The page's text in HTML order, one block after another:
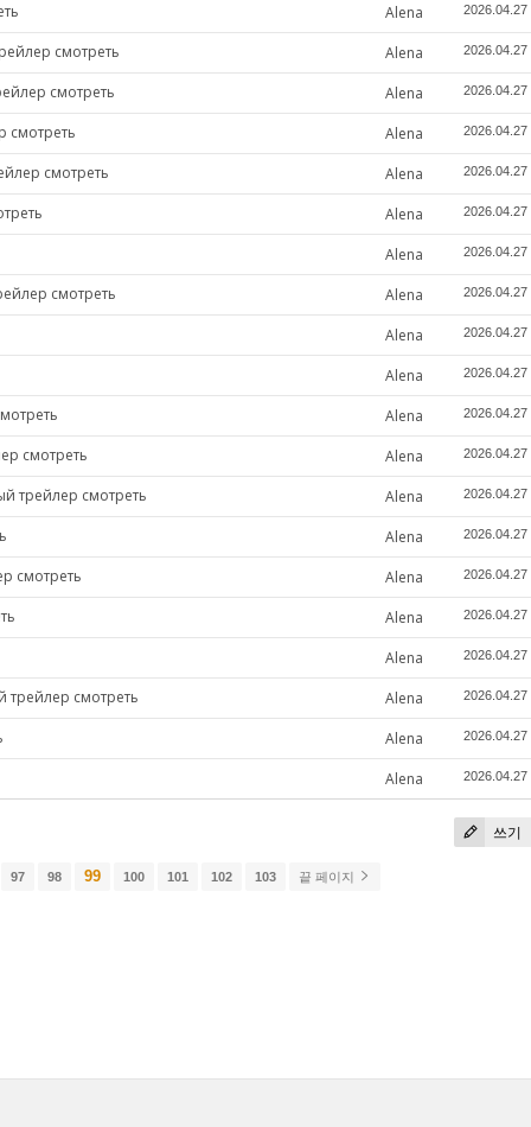
Alena 2026.04.27
смотреть Alena 2026.04.27
смотреть Alena 2026.04.27
смотреть Alena 2026.04.27
смотреть Alena 2026.04.27
Alena 2026.04.27
Alena 2026.04.27
смотреть Alena 2026.04.27
Alena 2026.04.27
Alena 2026.04.27
Alena 2026.04.27
смотреть Alena 2026.04.27
трейлер смотреть Alena 2026.04.27
Alena 2026.04.27
смотреть Alena 2026.04.27
Alena 2026.04.27
Alena 2026.04.27
трейлер смотреть Alena 2026.04.27
Alena 2026.04.27
Alena 2026.04.27
쓰기
97 98 99 100 101 102 103 끝 페이지